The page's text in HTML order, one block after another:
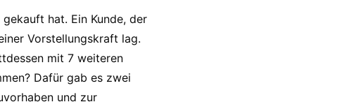
hat. Ein Kunde, der
Vorstellungskraft lag.
mit 7 weiteren
Dafür gab es zwei
und zur